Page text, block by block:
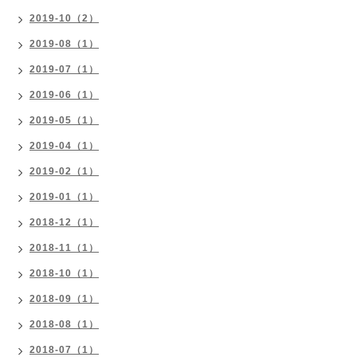
2019-10（2）
2019-08（1）
2019-07（1）
2019-06（1）
2019-05（1）
2019-04（1）
2019-02（1）
2019-01（1）
2018-12（1）
2018-11（1）
2018-10（1）
2018-09（1）
2018-08（1）
2018-07（1）